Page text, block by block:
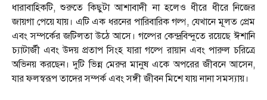
ধারাবাহিকটি, শুরুতে কিছুটা আশাবাদী না হলেও ধীরে ধীরে নিজের
জায়গা পেয়ে যায়। এটি এক ধরনের পারিবারিক গল্প, যেখানে মূলত প্রেম
এবং সম্পর্কের জটিলতা উঠে আসে। গল্পের কেন্দ্রবিন্দুতে রয়েছে ঈশানি
চ্যাটার্জী এবং উদয় প্রতাপ সিংহ যারা গল্পে রায়ান এবং পারুল চরিত্রে
অভিনয় করছেন। দুটি ভিন্ন মেরুর মানুষ একে অপরের জীবনে আসেন,
যার ফলস্বরূপ তাদের সম্পর্ক এবং সঙ্গী জীবন মিশে যায় নানা সমস্যায়।